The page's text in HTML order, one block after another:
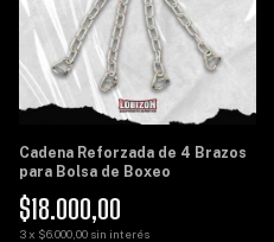
Cadena Reforzada de 4 Brazos
para Bolsa de Boxeo
$18.000,00
3x $6.000,00 sin interés